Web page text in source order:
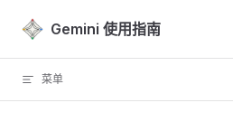
Skip to content
Gemini 使用指南
菜单